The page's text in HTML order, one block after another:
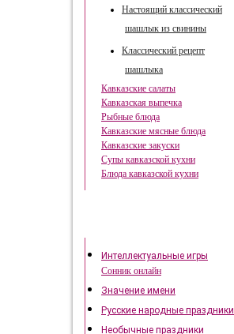
Настоящий классический
шашлык из свинины
Классический рецепт
шашлыка
Кавказские салаты
Кавказская выпечка
Рыбные блюда
Кавказские мясные блюда
Кавказские закуски
Супы кавказской кухни
Блюда кавказской кухни
Интеллектуальные игры
Сонник онлайн
Значение имени
Русские народные праздники
Необычные праздники